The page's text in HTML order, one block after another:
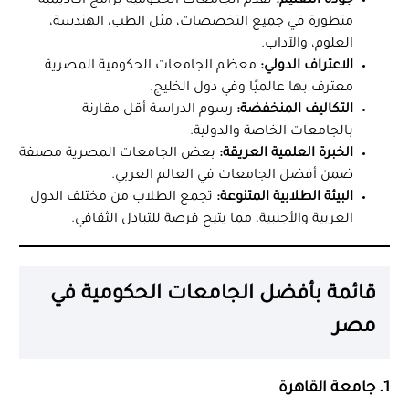
متطورة في جميع التخصصات، مثل الطب، الهندسة،
العلوم، والآداب.
الاعتراف الدولي: معظم الجامعات الحكومية المصرية
معترف بها عالميًا وفي دول الخليج.
التكاليف المنخفضة: رسوم الدراسة أقل مقارنة
بالجامعات الخاصة والدولية.
الخبرة العلمية العريقة: بعض الجامعات المصرية مصنفة
ضمن أفضل الجامعات في العالم العربي.
البيئة الطلابية المتنوعة: تجمع الطلاب من مختلف الدول
العربية والأجنبية، مما يتيح فرصة للتبادل الثقافي.
قائمة بأفضل الجامعات الحكومية في
مصر
1. جامعة القاهرة